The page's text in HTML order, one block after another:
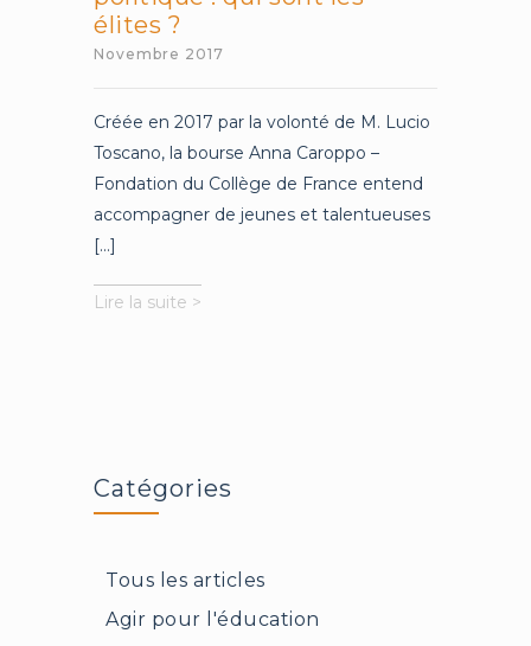
élites ?
Novembre 2017
Créée en 2017 par la volonté de M. Lucio
Toscano, la bourse Anna Caroppo –
Fondation du Collège de France entend
accompagner de jeunes et talentueuses
[...]
Lire la suite >
élites
Catégories
Tous les articles
Agir pour l'éducation